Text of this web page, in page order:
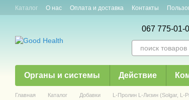
Перейти к основному контенту
Каталог О нас Оплата и доставка Контакты
067 775-01-
Органы и системы Действие
Главная Каталог Добавки L-Пролин L-Лизин (Solgar, L-